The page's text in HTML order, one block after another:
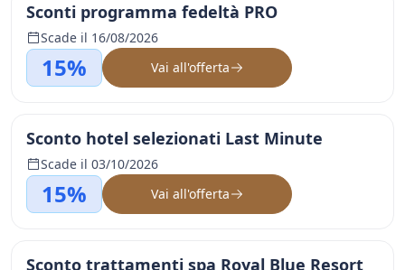
Sconti programma fedeltà PRO
Scade il 16/08/2026
15% Vai all'offerta
Sconto hotel selezionati Last Minute
Scade il 03/10/2026
15% Vai all'offerta
Sconto trattamenti spa Royal Blue Resort